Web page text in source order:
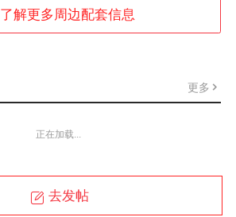
了解更多周边配套信息
更多
正在加载...
去发帖